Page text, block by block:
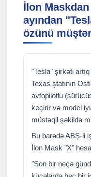
İlon
ayından
özünü
"Tesla" şirkəti
Texas ştatının
avtopilotlu
keçirir və model
müstəqil şəkildə
Bu barədə ABŞ-li
İlon Mask "X"
"Son bir neçə